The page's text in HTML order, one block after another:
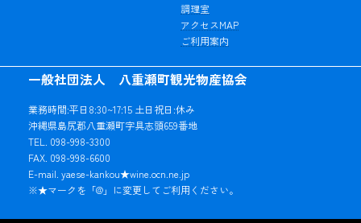
一般社団法人 八重瀬町観光物産協会
業務時間:平日8:30~17:15 土日祝日:休み
沖縄県島尻郡八重瀬町字具志頭659番地
TEL. 098-998-3300
FAX. 098-998-6600
E-mail. yaese-kankou★wine.ocn.ne.jp
※★マークを「@」に変更してご利用ください。
調理室
アクセスMAP
ご利用案内